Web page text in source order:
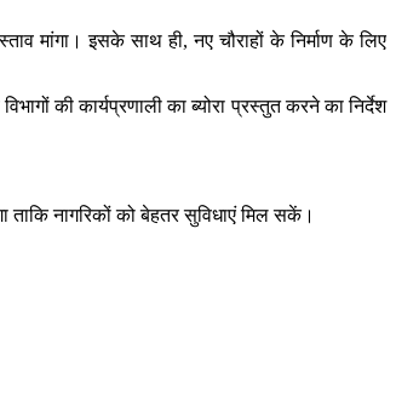
मांगा। इसके साथ ही, नए चौराहों के निर्माण के लिए
की कार्यप्रणाली का ब्योरा प्रस्तुत करने का निर्देश
नागरिकों को बेहतर सुविधाएं मिल सकें।